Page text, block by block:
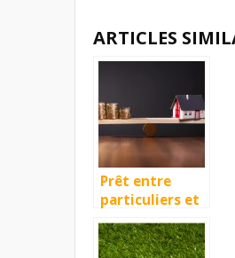
ARTICLES
Prêt entre
particuliers et
projet
immobilier